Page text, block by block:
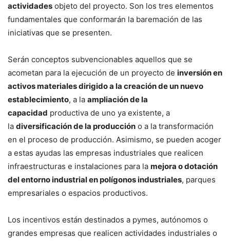
actividades objeto del proyecto. Son los tres elementos
fundamentales que conformarán la baremación de las
iniciativas que se presenten.
Serán conceptos subvencionables aquellos que se
acometan para la ejecución de un proyecto de inversión en
activos materiales dirigido a la creación de un nuevo
establecimiento, a la ampliación de la
capacidad productiva de uno ya existente, a
la diversificación de la producción o a la transformación
en el proceso de producción. Asimismo, se pueden acoger
a estas ayudas las empresas industriales que realicen
infraestructuras e instalaciones para la mejora o dotación
del entorno industrial en polígonos industriales, parques
empresariales o espacios productivos.
Los incentivos están destinados a pymes, autónomos o
grandes empresas que realicen actividades industriales o